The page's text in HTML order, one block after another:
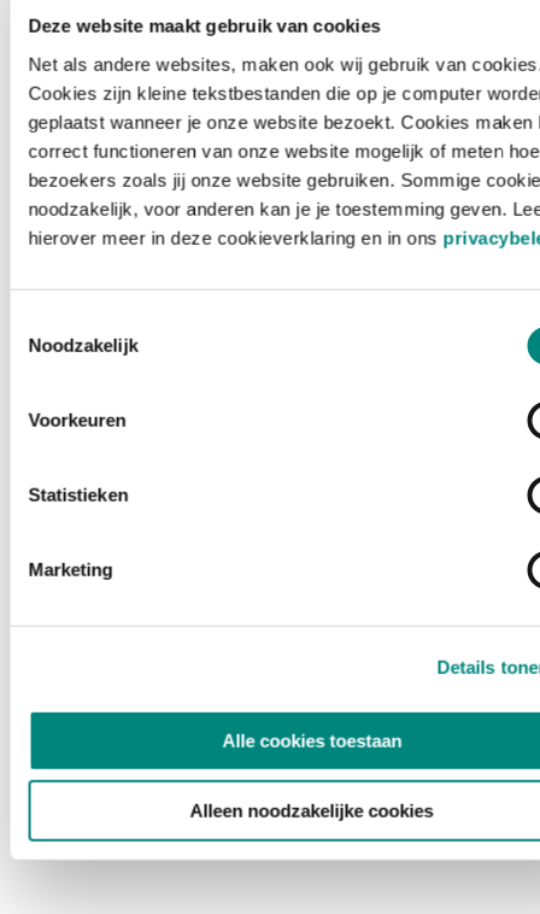
Deze website maakt gebruik van cookies
Net als andere websites, maken ook wij gebruik van
Cookies zijn kleine tekstbestanden die op je computer
geplaatst wanneer je onze website bezoekt. Cookies maken
correct functioneren van onze website mogelijk of meten hoe
bezoekers zoals jij onze website gebruiken. Sommige
noodzakelijk, voor anderen kan je je toestemming geven.
hierover meer in deze cookieverklaring en in ons
Noodzakelijk
Voorkeuren
Statistieken
Marketing
Details
Alle cookies toestaan
Alleen noodzakelijke cookies